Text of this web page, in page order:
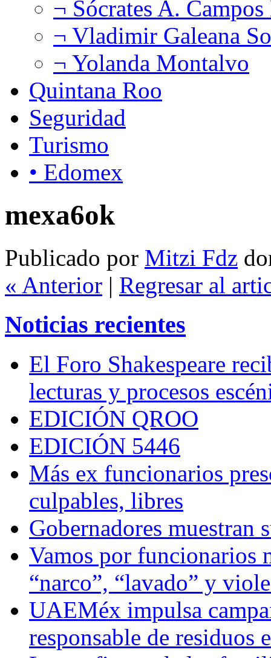
¬ Sócrates A.
¬ Vladimir Galeana
¬ Yolanda Montalvo
Quintana Roo
Seguridad
Turismo
• Edomex
mexa6ok
Publicado por Mitzi Fdz
« Anterior | Regresar al
Noticias recientes
El Foro Shakespeare
lecturas y procesos
EDICIÓN QROO
EDICIÓN 5446
Más ex funcionarios
culpables, libres
Gobernadores muestran
Vamos por funcionarios
“narco”, “lavado” y
UAEMéx impulsa
responsable de residuos